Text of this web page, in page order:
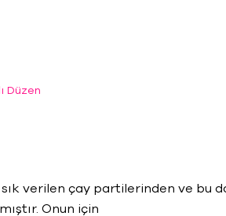
Düzen
verilen çay partilerinden ve bu
Onun için